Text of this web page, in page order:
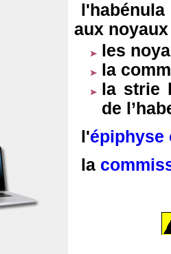
aux
les
la
la strie
de
l'épiphyse
la